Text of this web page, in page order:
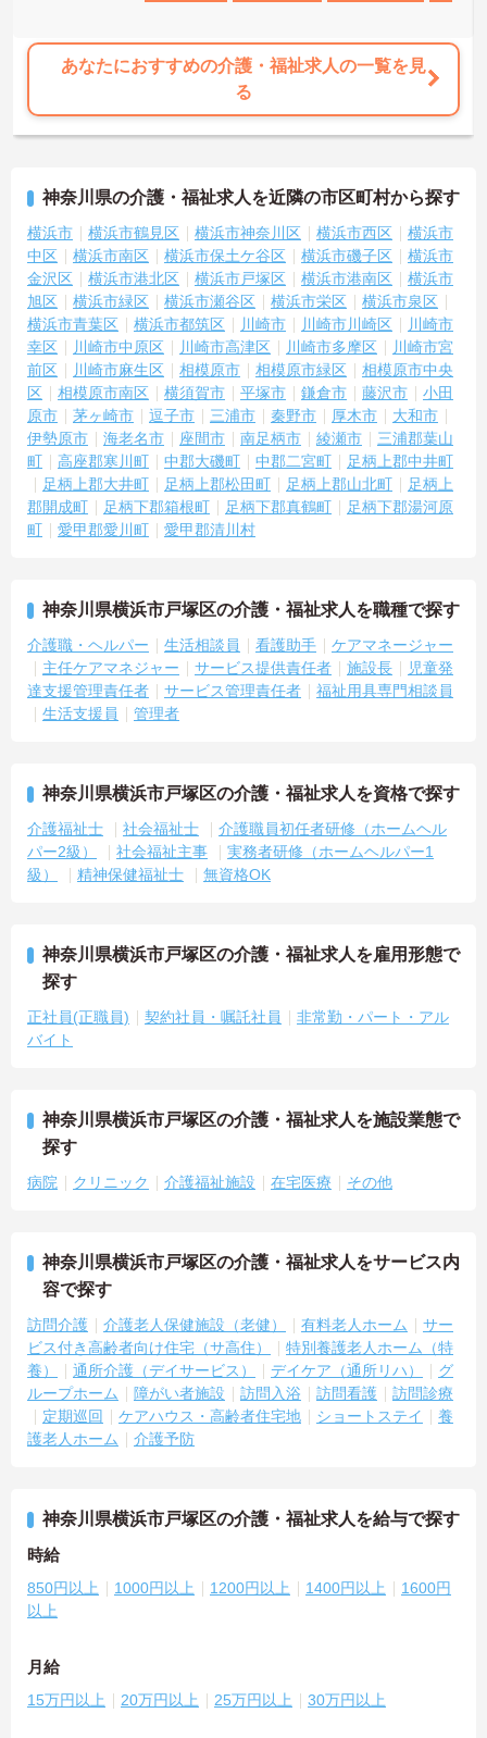
あなたにおすすめの介護・福祉求人の一覧を見
る
神奈川県の介護・福祉求人を近隣の市区町村から探す
横浜市 横浜市鶴見区 横浜市神奈川区 横浜市西区
横浜市
中区
横浜市南区 横浜市保土ケ谷区 横浜市磯子区
横浜市
金沢区
横浜市港北区 横浜市戸塚区 横浜市港南区
横浜市
旭区
横浜市緑区 横浜市瀬谷区 横浜市栄区
横浜市泉区
横浜市青葉区
横浜市都筑区 川崎市 川崎市川崎区
川崎市
幸区
川崎市中原区 川崎市高津区 川崎市多摩区
川崎市宮
前区
川崎市麻生区 相模原市 相模原市緑区
相模原市中央
区
相模原市南区 横須賀市 平塚市 鎌倉市 藤沢市
小田
原市
茅ヶ崎市 逗子市 三浦市 秦野市 厚木市
大和市
伊勢原市
海老名市 座間市 南足柄市 綾瀬市
三浦郡葉山
町
高座郡寒川町 中郡大磯町 中郡二宮町
足柄上郡中井町
足柄上郡大井町
足柄上郡松田町 足柄上郡山北町
足柄上
郡開成町
足柄下郡箱根町 足柄下郡真鶴町
足柄下郡湯河原
町
愛甲郡愛川町 愛甲郡清川村
神奈川県横浜市戸塚区の介護・福祉求人を職種で探す
介護職・ヘルパー 生活相談員 看護助手
ケアマネージャー
主任ケアマネジャー
サービス提供責任者 施設長
児童発
達支援管理責任者
サービス管理責任者
福祉用具専門相談員
生活支援員
管理者
神奈川県横浜市戸塚区の介護・福祉求人を資格で探す
介護福祉士 社会福祉士
介護職員初任者研修（ホームヘル
パー2級）
社会福祉主事
実務者研修（ホームヘルパー1
級）
精神保健福祉士 無資格OK
神奈川県横浜市戸塚区の介護・福祉求人を雇用形態で
探す
正社員(正職員) 契約社員・嘱託社員
非常勤・パート・アル
バイト
神奈川県横浜市戸塚区の介護・福祉求人を施設業態で
探す
病院 クリニック 介護福祉施設 在宅医療 その他
神奈川県横浜市戸塚区の介護・福祉求人をサービス内
容で探す
訪問介護 介護老人保健施設（老健） 有料老人ホーム
サー
ビス付き高齢者向け住宅（サ高住）
特別養護老人ホーム（特
養）
通所介護（デイサービス） デイケア（通所リハ）
グ
ループホーム
障がい者施設 訪問入浴 訪問看護
訪問診療
定期巡回
ケアハウス・高齢者住宅地 ショートステイ
養
護老人ホーム
介護予防
神奈川県横浜市戸塚区の介護・福祉求人を給与で探す
時給
850円以上 1000円以上 1200円以上 1400円以上
1600円
以上
月給
15万円以上 20万円以上 25万円以上 30万円以上